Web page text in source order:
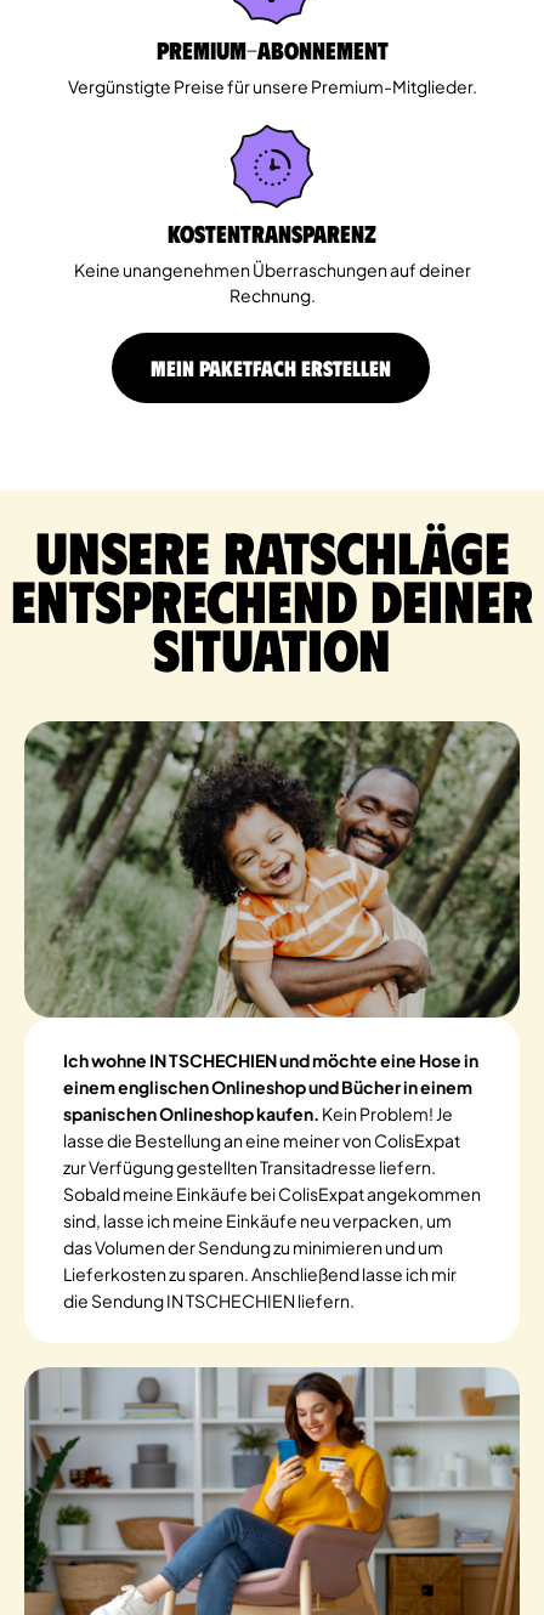
Premium-Abonnement
Vergünstigte Preise für unsere Premium-Mitglieder.
Kostentransparenz
Keine unangenehmen Überraschungen auf deiner
Rechnung.
MEIN PAKETFACH ERSTELLEN
Unsere Ratschläge
entsprechend deiner
Situation
Ich wohne IN TSCHECHIEN und möchte eine Hose in
einem englischen Onlineshop und Bücher in einem
spanischen Onlineshop kaufen. Kein Problem! Je
lasse die Bestellung an eine meiner von ColisExpat
zur Verfügung gestellten Transitadresse liefern.
Sobald meine Einkäufe bei ColisExpat angekommen
sind, lasse ich meine Einkäufe neu verpacken, um
das Volumen der Sendung zu minimieren und um
Lieferkosten zu sparen. Anschließend lasse ich mir
die Sendung IN TSCHECHIEN liefern.